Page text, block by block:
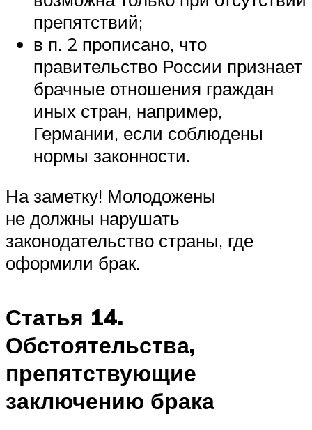
препятствий;
в п. 2 прописано, что
правительство России признает
брачные отношения граждан
иных стран, например,
Германии, если соблюдены
нормы законности.
На заметку! Молодожены
не должны нарушать
законодательство страны, где
оформили брак.
Статья 14.
Обстоятельства,
препятствующие
заключению брака